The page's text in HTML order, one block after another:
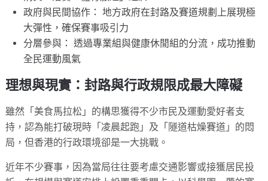
政府與民間協作： 地方政府在封路及賽道規劃上展現極
大彈性，確保賽事吸引力
分層參與： 透過專業組與健康休閒組的分流，成功推動
全民運動風氣
理想與現實：封路與行政規限成最大障礙
雖然「美食馬拉松」的構思獲得不少市民及運動愛好者支
持，認為能打破現時「凌晨起跑」及「隧道枯燥賽道」的悶
局，但香港的行政環境卻是一大挑戰。
近年不少賽事，因為當局往往要考慮交通影響或接獲居民投